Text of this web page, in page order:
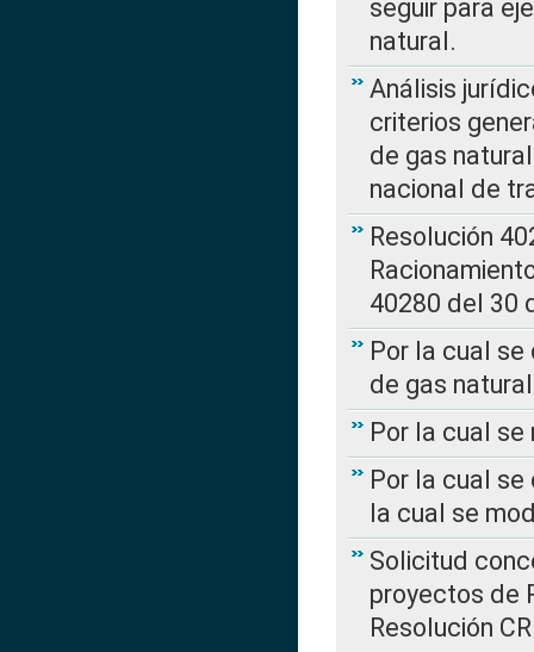
seguir para
natural.
Análisis
criterios
de gas
nacional de
Resolución
40280 del 30
Por la cual
de gas natural
Por la cual se
Por la cual se
la cual se
Solicitud
proyectos de
Resolución